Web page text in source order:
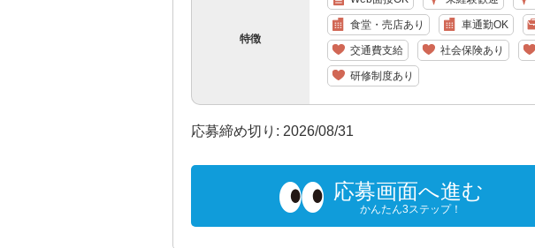
特徴
食堂・売店あり 車通勤OK
交通費支給 社会保険あり
研修制度あり
応募締め切り: 2026/08/31
応募画面へ進む
かんたん3ステップ！